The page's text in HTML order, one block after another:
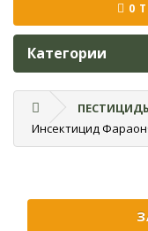
0
Категории
Инсектицид